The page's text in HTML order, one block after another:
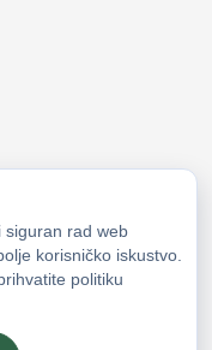
Sva prava zadržana
siguran rad web
korisničko iskustvo.
politiku